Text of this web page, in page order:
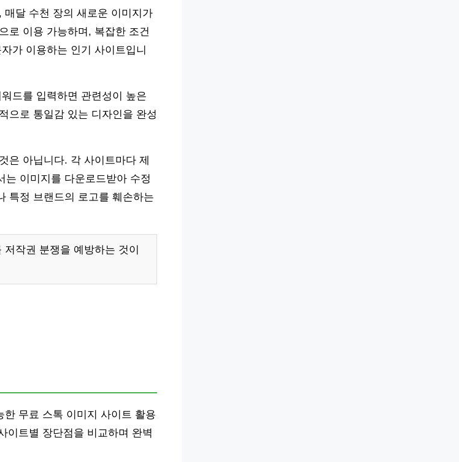
매달 수천 장의 새로운 이미지가
로 이용 가능하며, 복잡한 조건
가 이용하는 인기 사이트입니
드를 입력하면 관련성이 높은
으로 통일감 있는 디자인을 완성
은 아닙니다. 각 사이트마다 제
는 이미지를 다운로드받아 수정
특정 브랜드의 로고를 훼손하는
작권 분쟁을 예방하는 것이
무료 스톡 이미지 사이트 활용
이트별 장단점을 비교하며 완벽